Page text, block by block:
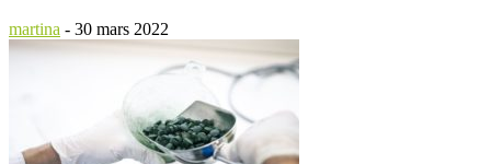
martina - 30 mars 2022